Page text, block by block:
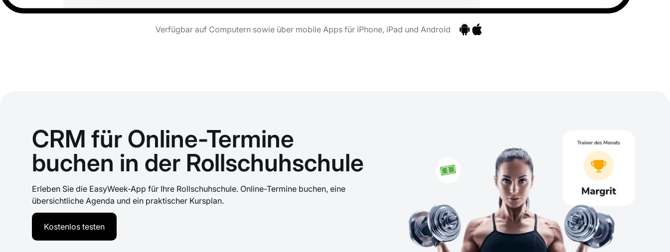
Verfügbar auf Computern sowie über mobile Apps für iPhone, iPad und Android
CRM für Online-Termine
buchen in der Rollschuhschule
Erleben Sie die EasyWeek-App für Ihre Rollschuhschule. Online-Termine buchen, eine
übersichtliche Agenda und ein praktischer Kursplan.
Kostenlos testen